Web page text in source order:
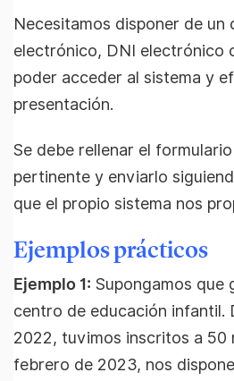
Necesitamos disponer de
electrónico, DNI electrónico
poder acceder al sistema y
presentación.
Se debe rellenar el
pertinente y enviarlo
que el propio sistema nos
Ejemplos prácticos
Ejemplo 1: Supongamos que
centro de educación infantil.
2022, tuvimos inscritos a 50
febrero de 2023, nos